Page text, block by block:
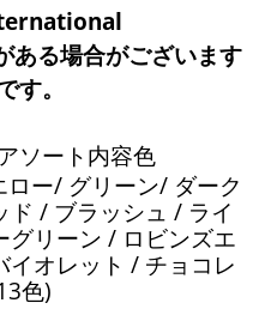
る場合がございます
す。
ソート内容色
ー/ グリーン/ ダーク
/ ブラッシュ / ライ
グリーン / ロビンズエ
イオレット / チョコレ
色)